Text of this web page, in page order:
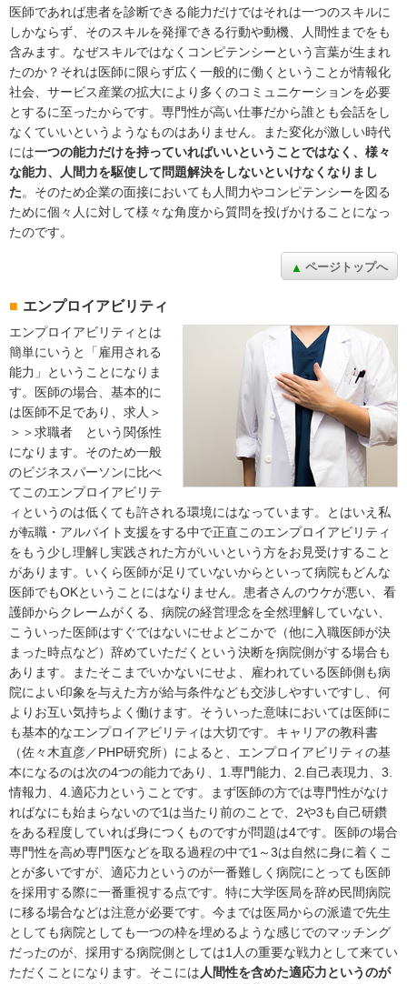
医師であれば患者を診断できる能力だけではそれは一つのスキルに
しかならず、そのスキルを発揮できる行動や動機、人間性までをも
含みます。なぜスキルではなくコンピテンシーという言葉が生まれ
たのか？それは医師に限らず広く一般的に働くということが情報化
社会、サービス産業の拡大により多くのコミュニケーションを必要
とするに至ったからです。専門性が高い仕事だから誰とも会話をし
なくていいというようなものはありません。また変化が激しい時代
には一つの能力だけを持っていればいいということではなく、様々
な能力、人間力を駆使して問題解決をしないといけなくなりまし
た。そのため企業の面接においても人間力やコンピテンシーを図る
ために個々人に対して様々な角度から質問を投げかけることになっ
たのです。
ページトップへ
エンプロイアビリティ
エンプロイアビリティとは
簡単にいうと「雇用される
能力」ということになりま
す。医師の場合、基本的に
は医師不足であり、求人＞
＞＞求職者 という関係性
になります。そのため一般
のビジネスパーソンに比べ
てこのエンプロイアビリテ
ィというのは低くても許される環境にはなっています。とはいえ私
が転職・アルバイト支援をする中で正直このエンプロイアビリティ
をもう少し理解し実践された方がいいという方をお見受けすること
があります。いくら医師が足りていないからといって病院もどんな
医師でもOKということにはなりません。患者さんのウケが悪い、看
護師からクレームがくる、病院の経営理念を全然理解していない、
こういった医師はすぐではないにせよどこかで（他に入職医師が決
まった時点など）辞めていただくという決断を病院側がする場合も
あります。またそこまでいかないにせよ、雇われている医師側も病
院によい印象を与えた方が給与条件なども交渉しやすいですし、何
よりお互い気持ちよく働けます。そういった意味においては医師に
も基本的なエンプロイアビリティは大切です。キャリアの教科書
（佐々木直彦／PHP研究所）によると、エンプロイアビリティの基
本になるのは次の4つの能力であり、1.専門能力、2.自己表現力、3.
情報力、4.適応力ということです。まず医師の方では専門性がなけ
ればなにも始まらないので1は当たり前のことで、2や3も自己研鑽
をある程度していれば身につくものですが問題は4です。医師の場合
専門性を高め専門医などを取る過程の中で1～3は自然に身に着くこ
とが多いですが、適応力というのが一番難しく病院にとっても医師
を採用する際に一番重視する点です。特に大学医局を辞め民間病院
に移る場合などは注意が必要です。今までは医局からの派遣で先生
としても病院としても一つの枠を埋めるような感じでのマッチング
だったのが、採用する病院側としては1人の重要な戦力として来てい
ただくことになります。そこには人間性を含めた適応力というのが